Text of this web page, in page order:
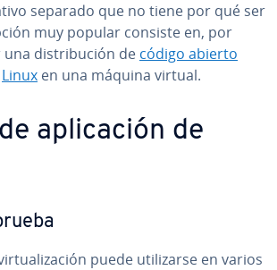
separado que no tiene por qué ser
muy popular consiste en, por
una di­s­tri­bu­ción de código abierto
Linux en una máquina virtual.
apli­ca­ción de
puede uti­li­zar­se en varios